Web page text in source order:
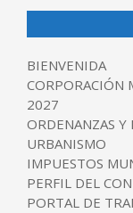
BIENVENIDA
CORPORACIÓN
2027
ORDENANZAS
URBANISMO
IMPUESTOS
PERFIL DEL
PORTAL DE